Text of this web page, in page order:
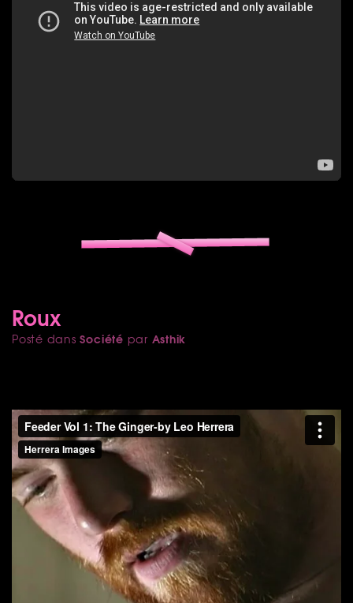
Roux
Posté dansSociété par Asthik